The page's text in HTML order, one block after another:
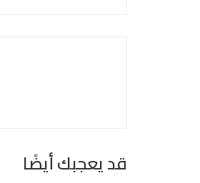
قد يعجبك أيضًا